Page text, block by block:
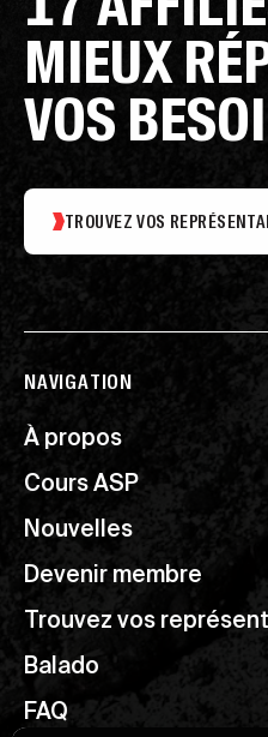
MIEUX
VOS
TROUVEZ VOS
NAVIGATION
À propos
Cours ASP
Nouvelles
Devenir membre
Trouvez vos
Balado
FAQ